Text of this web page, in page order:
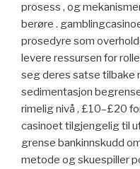
prosess , og
berøre .
prosedyre som
levere ressursen for
seg deres satse tilbake
sedimentasjon
rimelig nivå , £10–£20
casinoet tilgjengelig til
grense bankinnskudd
metode og skuespiller